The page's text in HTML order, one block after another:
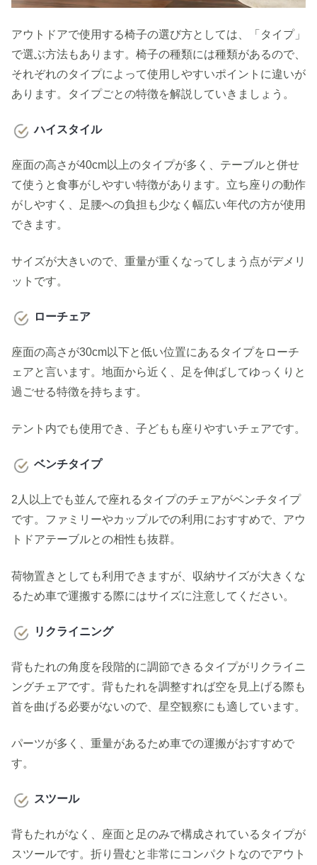
アウトドアで使用する椅子の選び方としては、「タイプ」
で選ぶ方法もあります。椅子の種類には種類があるので、
それぞれのタイプによって使用しやすいポイントに違いが
あります。タイプごとの特徴を解説していきましょう。
ハイスタイル
座面の高さが40cm以上のタイプが多く、テーブルと併せ
て使うと食事がしやすい特徴があります。立ち座りの動作
がしやすく、足腰への負担も少なく幅広い年代の方が使用
できます。
サイズが大きいので、重量が重くなってしまう点がデメリ
ットです。
ローチェア
座面の高さが30cm以下と低い位置にあるタイプをローチ
ェアと言います。地面から近く、足を伸ばしてゆっくりと
過ごせる特徴を持ちます。
テント内でも使用でき、子どもも座りやすいチェアです。
ベンチタイプ
2人以上でも並んで座れるタイプのチェアがベンチタイプ
です。ファミリーやカップルでの利用におすすめで、アウ
トドアテーブルとの相性も抜群。
荷物置きとしても利用できますが、収納サイズが大きくな
るため車で運搬する際にはサイズに注意してください。
リクライニング
背もたれの角度を段階的に調節できるタイプがリクライニ
ングチェアです。背もたれを調整すれば空を見上げる際も
首を曲げる必要がないので、星空観察にも適しています。
パーツが多く、重量があるため車での運搬がおすすめで
す。
スツール
背もたれがなく、座面と足のみで構成されているタイプが
スツールです。折り畳むと非常にコンパクトなのでアウト